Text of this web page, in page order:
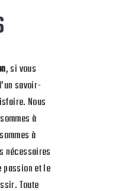
, si vous
savoir-
Nous
à
à
nécessaires
passion et le
Toute